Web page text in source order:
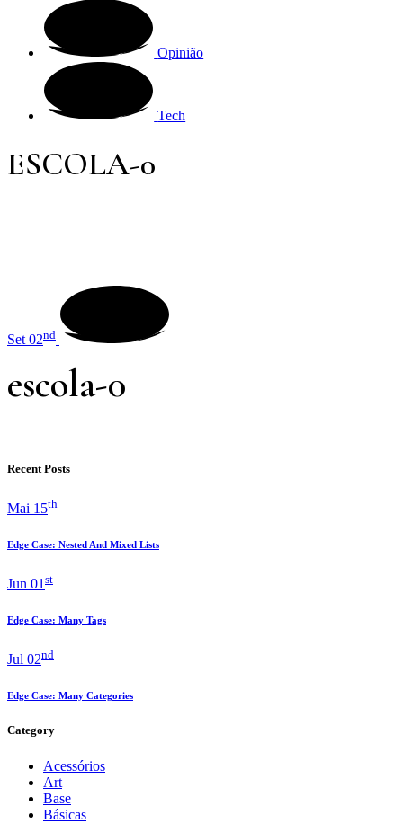
Opinião
Tech
ESCOLA-0
Set 02nd
escola-0
Recent Posts
Mai 15th
Edge Case: Nested And Mixed Lists
Jun 01 st
Edge Case: Many Tags
Jul 02nd
Edge Case: Many Categories
Category
Acessórios
Art
Base
Básicas